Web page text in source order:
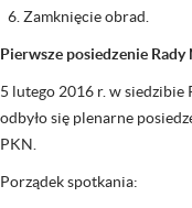
Zamknięcie obrad.
Pierwsze posiedzenie
5 lutego 2016 r. w
odbyło się plenarne
PKN.
Porządek spotkania: